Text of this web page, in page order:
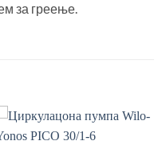
за греење.